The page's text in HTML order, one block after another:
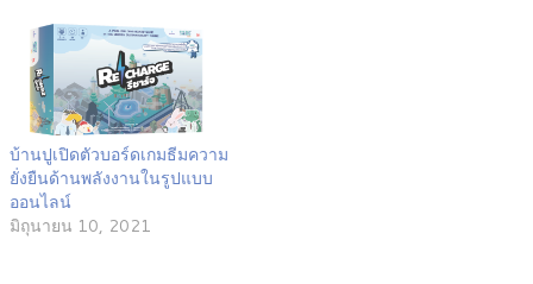
บ้านปูเปิดตัวบอร์ดเกมธีมความ
ยั่งยืนด้านพลังงานในรูปแบบ
ออนไลน์
มิถุนายน 10, 2021